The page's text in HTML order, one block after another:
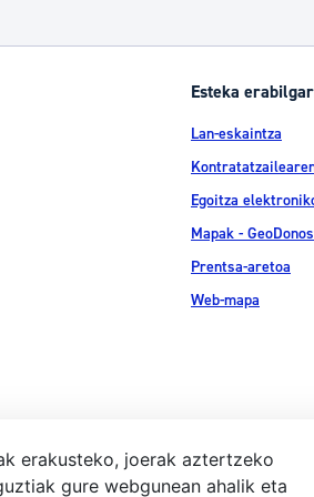
Esteka
Lan-eskaintza
Egoitza
Mapak -
Prentsa-aretoa
Web-mapa
Lege-
erakusteko, joerak aztertzeko
gure webgunean ahalik eta